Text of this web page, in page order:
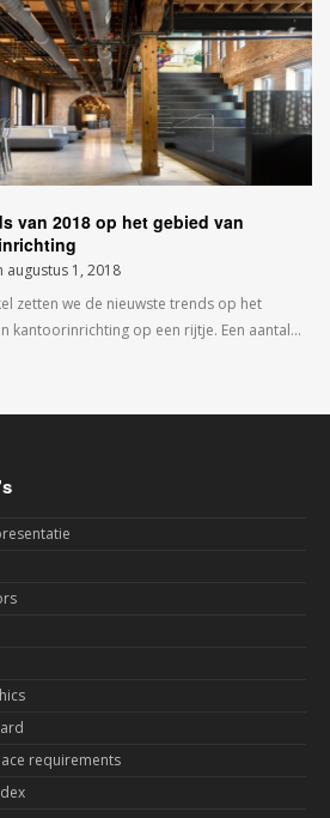
van 2018 op het gebied van
augustus 1, 2018
zetten we de nieuwste trends op het
kantoorinrichting op een rijtje. Een aantal…
requirements